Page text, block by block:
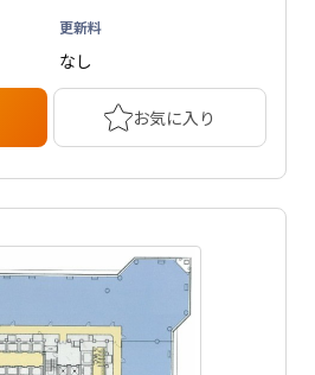
更新料
なし
お気に入り